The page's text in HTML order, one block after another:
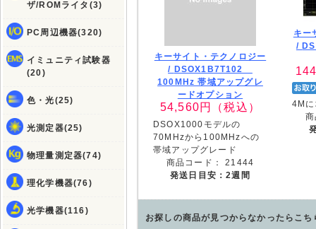
ザ/ROMライタ(3)
PC周辺機器(320)
イミュニティ試験器
(20)
色・光(25)
光測定器(25)
物理量測定器(74)
理化学機器(76)
光学機器(116)
キーサイト・テクノロジー
/ DSOX1B7T102
100MHz 帯域アップグレ
ードオプション
54,560円（税込）
DSOX1000モデルの
70MHzから100MHzへの
帯域アップグレード
商品コード：21444
発送日目安：2週間
キー
/
4M
お探しの商品が見つからなかったらこち